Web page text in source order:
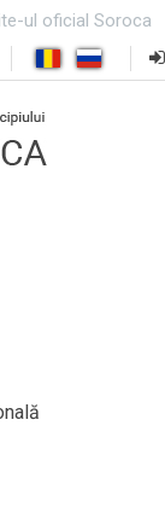
ul oficial Soroca